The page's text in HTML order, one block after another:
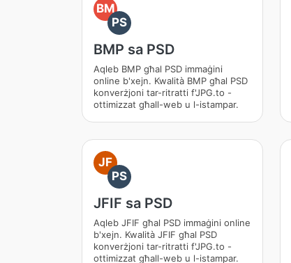
BM
PS
BMP sa PSD
Aqleb BMP għal PSD immaġini
online b'xejn. Kwalità BMP għal PSD
konverżjoni tar-ritratti f'JPG.to -
ottimizzat għall-web u l-istampar.
JF
PS
JFIF sa PSD
Aqleb JFIF għal PSD immaġini online
b'xejn. Kwalità JFIF għal PSD
konverżjoni tar-ritratti f'JPG.to -
ottimizzat għall-web u l-istampar.